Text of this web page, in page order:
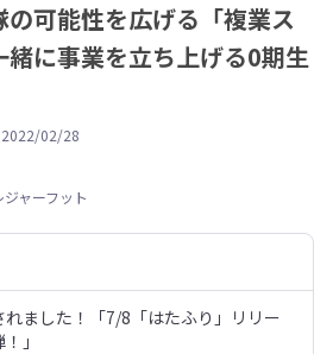
可能性を広げる「複業ス
緒に事業を立ち上げる0期生
02/28
ャーフット
ました！「7/8「はたふり」リリー
」